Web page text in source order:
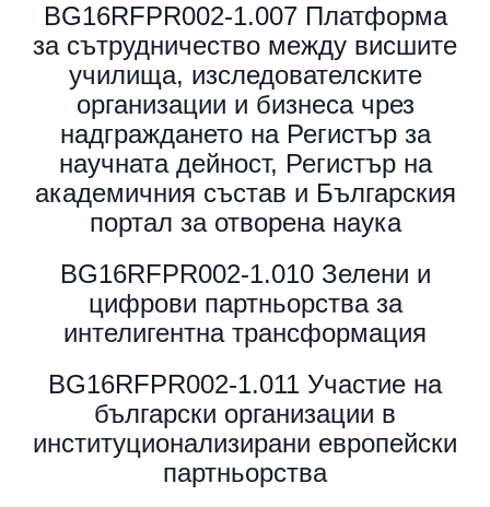
BG16RFPR002-1.007 Платформа
за сътрудничество между висшите
училища, изследователските
организации и бизнеса чрез
надграждането на Регистър за
научната дейност, Регистър на
академичния състав и Българския
портал за отворена наука
BG16RFPR002-1.010 Зелени и
цифрови партньорства за
интелигентна трансформация
BG16RFPR002-1.011 Участие на
български организации в
институционализирани европейски
партньорства